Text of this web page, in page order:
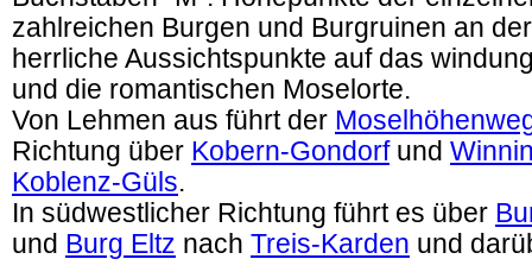
zahlreichen Burgen und Burgruinen an
herrliche Aussichtspunkte auf das
und die romantischen Moselorte.
Von Lehmen aus führt der
Richtung über Kobern-Gondorfund
Koblenz-Güls.
In südwestlicher Richtung führt es über
und Burg Eltz nach Treis-Karden und